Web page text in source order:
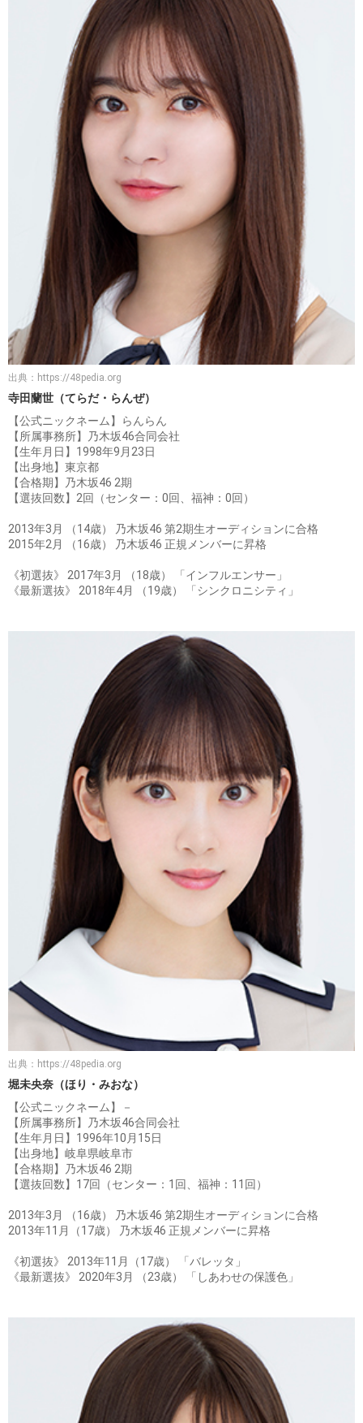
出典： https://48pedia.org
寺田蘭世（てらだ・らんぜ）
【公式ニックネーム】らんらん
【所属事務所】乃木坂46合同会社
【生年月日】1998年9月23日
【出身地】東京都
【合格期】乃木坂46 2期
【選抜回数】2回（センター：0回、福神：0回）
2013年3月 （14歳） 乃木坂46 第2期生オーディションに合格
2015年2月 （16歳） 乃木坂46 正規メンバーに昇格
《初選抜》 2017年3月 （18歳） 「インフルエンサー」
《最新選抜》 2018年4月 （19歳） 「シンクロニシティ」
出典： https://48pedia.org
堀未央奈（ほり・みおな）
【公式ニックネーム】－
【所属事務所】乃木坂46合同会社
【生年月日】1996年10月15日
【出身地】岐阜県岐阜市
【合格期】乃木坂46 2期
【選抜回数】17回（センター：1回、福神：11回）
2013年3月 （16歳） 乃木坂46 第2期生オーディションに合格
2013年11月（17歳） 乃木坂46 正規メンバーに昇格
《初選抜》 2013年11月（17歳） 「バレッタ」
《最新選抜》 2020年3月 （23歳） 「しあわせの保護色」